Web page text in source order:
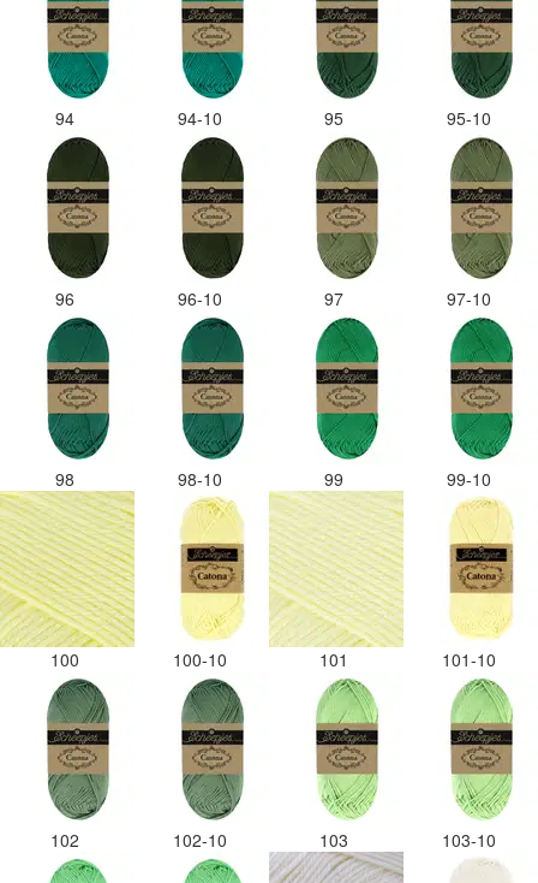
94 94-10 95 95-10
96 96-10 97 97-10
98 98-10 99 99-10
100 100-10 101 101-10
102 102-10 103 103-10